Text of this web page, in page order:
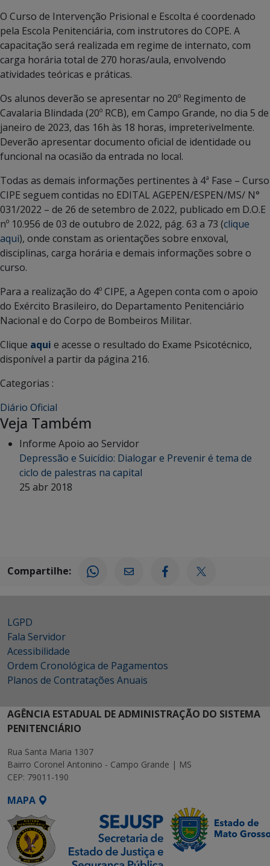
O Curso de Intervenção Prisional e Escolta é coordenado
pela Escola Penitenciária, com instrutores do COPE. A
capacitação será realizada em regime de internato, com
carga horária total de 270 horas/aula, envolvendo
atividades teóricas e práticas.
Os alunos deverão se apresentar no 20º Regimento de
Cavalaria Blindada (20º RCB), em Campo Grande, no dia 5 de
janeiro de 2023, das 16h às 18 horas, impreterivelmente.
Deverão apresentar documento oficial de identidade ou
funcional na ocasião da entrada no local.
Todas as demais informações pertinentes à 4ª Fase – Curso
CIPE seguem contidas no EDITAL AGEPEN/ESPEN/MS/ N°
031/2022 – de 26 de setembro de 2.022, publicado em D.O.E
nº 10.956 de 03 de outubro de 2.022, pág. 63 a 73 (clique
aqui), onde constam as orientações sobre enxoval,
disciplinas, carga horária e demais informações sobre o
curso.
Para a realização do 4º CIPE, a Agepen conta com o apoio
do Exército Brasileiro, do Departamento Penitenciário
Nacional e do Corpo de Bombeiros Militar.
Clique aqui e acesse o resultado do Exame Psicotécnico,
disponível a partir da página 216.
Categorias :
Diário Oficial
Veja Também
Informe Apoio ao Servidor
Depressão e Suicídio: Dialogar e Prevenir é tema de
ciclo de palestras na capital
25 abr 2018
Compartilhe:
LGPD
Fala Servidor
Acessibilidade
Ordem Cronológica de Pagamentos
Planos de Contratações Anuais
AGÊNCIA ESTADUAL DE ADMINISTRAÇÃO DO SISTEMA
PENITENCIÁRIO
Rua Santa Maria 1307
Bairro Coronel Antonino - Campo Grande | MS
CEP: 79011-190
MAPA